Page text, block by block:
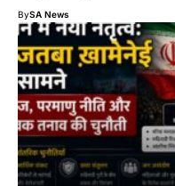
BySA News